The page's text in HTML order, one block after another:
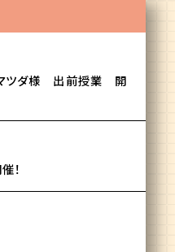
ツダ様 出前授業 開
！